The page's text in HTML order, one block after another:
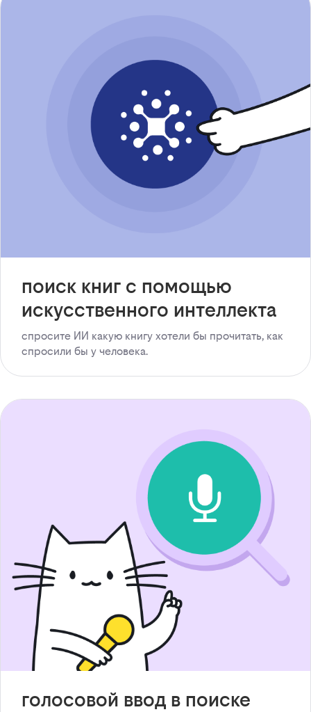
поиск книг с помощью
искусственного интеллекта
спросите ИИ какую книгу хотели бы прочитать, как
спросили бы у человека.
голосовой ввод в поиске